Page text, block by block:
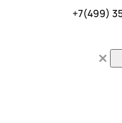
+7(499)